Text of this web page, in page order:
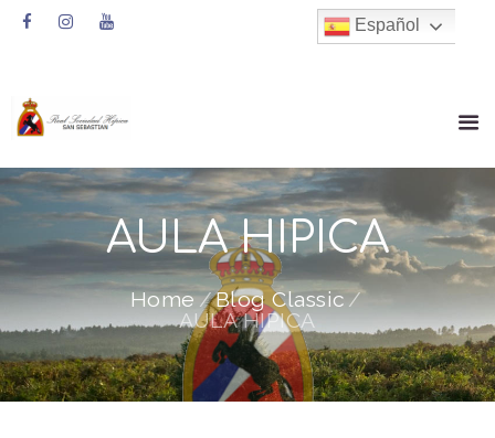
AULA HIPICA
Home
Blog Classic
AULA HIPICA
Español